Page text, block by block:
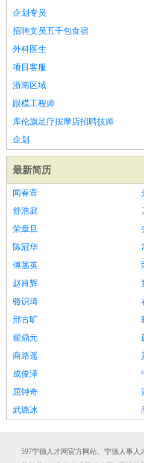
企划专员
招聘文员五千包食宿
外科医生
项目客服
浙南区域
跟模工程师
库伦旗足疗按摩店招聘技师
企划
最新简历
闻春萱
舒浩庭
荣章旦
陈冠华
傅菡英
赵肖辉
骆识琦
邢古旷
翟鼎元
商路遥
成俊泽
屈钟奇
武璐冰
597宁德人才网官方网站、宁德人事人